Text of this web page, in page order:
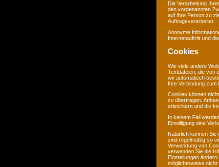
Die Verarbeitung
den vorgenannten
auf Ihre Person zu
Auftragsverarbeiter.
Anonyme
Internetauftritt und
Cookies
Wie viele andere
Textdateien, die von
wir automatisch
Ihre Verbindung zum
Cookies können
zu übertragen.
erleichtern und die
In keinem Fall
Einwilligung eine
Natürlich können
sind regelmäßig so
Verwendung von
verwenden Sie die
Einstellungen
möglicherweise nicht